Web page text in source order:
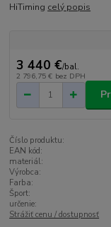
HiTiming celý popis
3 440 €/bal.
2 796,75 € bez DPH
Číslo produktu:
EAN kód:
materiál:
Výrobca:
Farba:
Šport:
určenie:
Strážiť cenu / dostupnosť